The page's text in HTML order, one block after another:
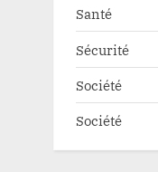
Santé
Sécurité
Société
Société